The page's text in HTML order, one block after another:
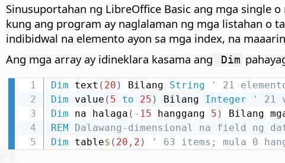
Sinusuportahan ng LibreOffice Basic ang mga single
kung ang program ay naglalaman ng mga listahan o
indibidwal na elemento ayon sa mga index, na
Ang mga array ay idineklara kasama ang
Dim
Dim text ( 20 ) Bilang String
' 21
Dim value ( 5 to 25 ) Bilang Integer
' 21
Dim na halaga ( - 15 hanggang 5 ) Bilang
REM Dalawang-dimensional na field ng
Dim table$ ( 20 , 2 ) ' 63 items; mula 0